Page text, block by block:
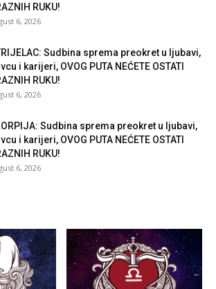
RUKU!
6, 2026
Sudbina sprema preokret u ljubavi,
i karijeri, OVOG PUTA NEĆETE OSTATI
RUKU!
6, 2026
Sudbina sprema preokret u ljubavi,
i karijeri, OVOG PUTA NEĆETE OSTATI
RUKU!
6, 2026